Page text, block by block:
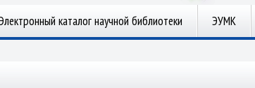
каталог научной библиотеки ЭУМК